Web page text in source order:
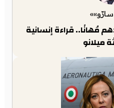
سارّو»»
مُهانًا.. قراءة إنسانية
ميلانو